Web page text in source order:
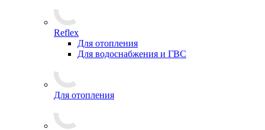
Reflex
Для отопления
Для водоснабжения и ГВС
Для отопления